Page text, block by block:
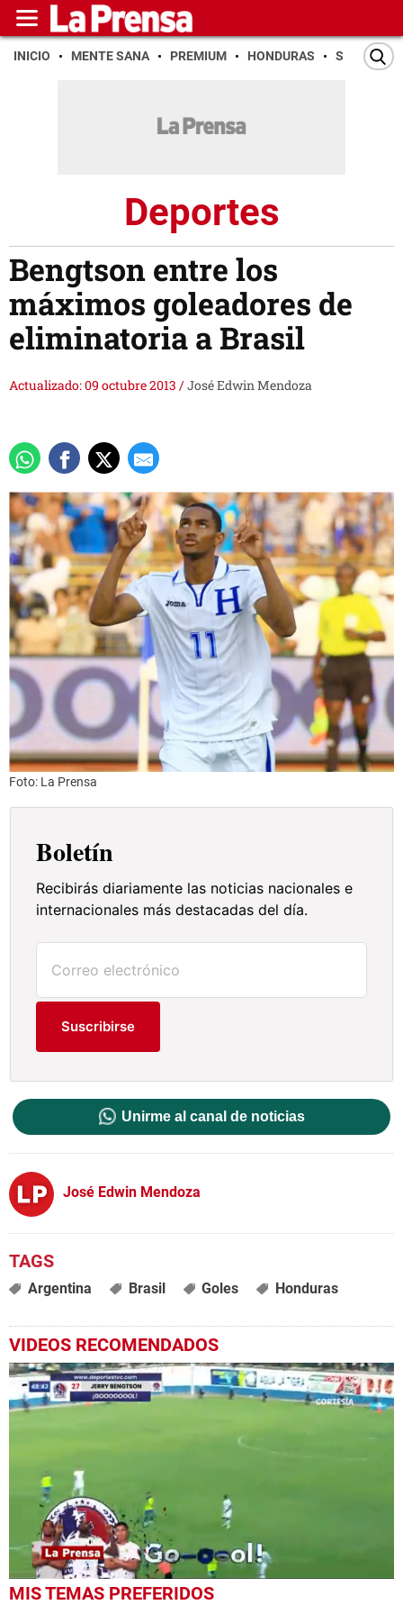
INICIO MENTE SANA PREMIUM HONDURAS SAN PEDRO
Deportes
Bengtson entre los
máximos goleadores de
eliminatoria a Brasil
Actualizado: 09 octubre 2013 /José Edwin Mendoza
Foto: La Prensa
Boletín
Recibirás diariamente las noticias nacionales e
internacionales más destacadas del día.
Suscribirse
Unirme al canal de noticias
José Edwin Mendoza
Argentina Brasil Goles Honduras
VIDEOS RECOMENDADOS
0
seconds
MIS TEMAS PREFERIDOS